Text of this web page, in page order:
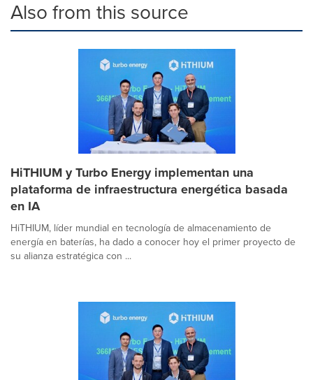
Also from this source
HiTHIUM y Turbo Energy implementan una
plataforma de infraestructura energética basada
en IA
HiTHIUM, líder mundial en tecnología de almacenamiento de
energía en baterías, ha dado a conocer hoy el primer proyecto de
su alianza estratégica con ...